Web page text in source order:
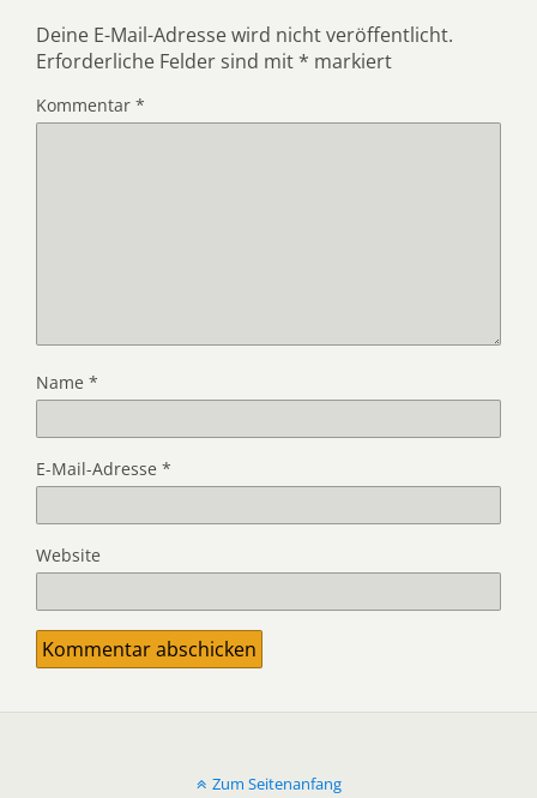
Deine E-Mail-Adresse wird nicht veröffentlicht.
Erforderliche Felder sind mit * markiert
Kommentar *
Name *
E-Mail-Adresse *
Website
Zum Seitenanfang